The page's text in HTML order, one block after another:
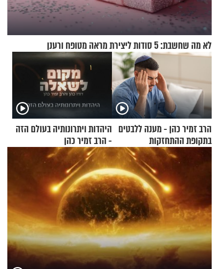
לא מה שחשבת: 5 סודות ליצירת מראה מטופח ורענן
הרב זמיר כהן - מענה ללבטים
בתקופת ההתחזקות
היהדות ויתרונותיה בעולם הזה
- הרב זמיר כהן